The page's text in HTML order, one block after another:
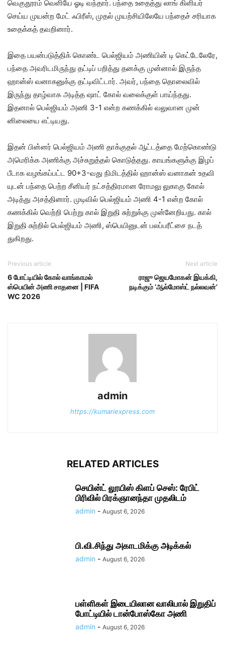
வெகுதூரம் வெளியே ஓடி வந்​தார். பந்தை உதைத்து லாங் கிளியர்
செய்ய முயன்ற மேட் ஃபிரீஸ், முதல் முயற்​சி​யிலேயே பந்​தைச் சரி​யாக
உதைக்​கத் தவறி​னார்.
இதை பயன்​படுத்​திக் கொண்ட பெல்​ஜி​யம் அணி​யின் டி கெட்​டேலேரே,
பந்தை அவரிட​மிருந்து தட்​டிப் பறித்து தனக்கு முன்​னால் இருந்த
ஹான்ஸ் வனாக​னுக்கு தட்​டி​விட்​டார். அவர், பந்தை தொலை​வில்
இருந்து தாழ்​வாக அடித்த ஷாட் கோல் வலைக்​குள் பாய்ந்​தது.
இதனால் பெல்​ஜி​யம் அணி 3-1 என்ற கணக்​கில் வலு​வான முன்​
னிலையை எட்​டியது.
இதன் பின்​னர் பெல்​ஜி​யம் அணி தாக்​குதல் ஆட்​டத்தை மேற்​கொண்டு
அமெரிக்க அணிக்கு அச்​சுறுத்​தல் கொடுத்​தது. காயங்களுக்கு இழப்​
பீ​டாக வழங்​கப்​பட்ட 90+3-வது நிமிடத்​தில் ஹான்ஸ் வனாகன் உதவி​
யுடன் பந்தை பெற்ற சீனியர் நட்சத்திரமான ரோமலு லுகாகு கோல்
அடித்து அசத்​தி​னார். முடிவில் பெல்​ஜி​யம் அணி 4-1 என்ற கோல்
கணக்​கில் வெற்றி பெற்று கால் இறுதி சுற்​றுக்கு முன்​னேறியது. கால்
இறுதி சுற்​றில்​ பெல்​ஜி​யம்​ அணி, ஸ்பெ​யினுடன்​ பலப்​பரீட்​சை நடத்​
துகிறது.
Previous article
6 போட்​டி​யில் கோல் வாங்காமல்
ஸ்பெயின் அணி சாதனை | FIFA
WC 2026
Next article
ராஜு ஜெயமோகன் இயக்​கி,
நடிக்கும் ‘ஆல்மோஸ்ட் நல்லவன்’
admin
https://kumariexpress.com
RELATED ARTICLES
செயின்ட் லூயிஸ் கிளப் செஸ்: ரேபிட்
பிரிவில் பிரக்ஞானந்தா முதலிடம்
admin - August 6, 2026
பி.வி.சிந்து அகாடமிக்கு அடிக்கல்
admin - August 6, 2026
பள்ளிகள் இடையிலான வாலிபால் இறுதிப்
போட்டியில் டான்போஸ்கோ அணி
admin - August 6, 2026